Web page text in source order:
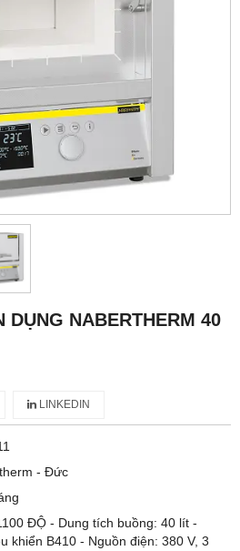
DỤNG NABERTHERM 40
LINKEDIN
- Đức
ĐỘ - Dung tích buồng: 40 lít -
khiển B410 - Nguồn điện: 380 V, 3